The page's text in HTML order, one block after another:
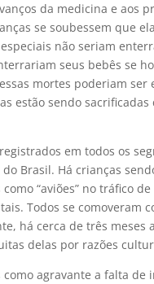
da medicina e aos
se soubessem que
não seriam
seus bebês se
mortes poderiam
estão sendo
em todos os
Brasil. Há crianças
“aviões” no tráfico
Todos se
há cerca de três
delas por razões
agravante a falta